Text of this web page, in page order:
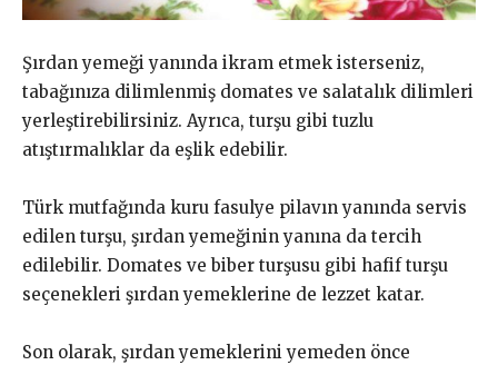
Şırdan yemeği yanında ikram etmek isterseniz,
tabağınıza dilimlenmiş domates ve salatalık dilimleri
yerleştirebilirsiniz. Ayrıca, turşu gibi tuzlu
atıştırmalıklar da eşlik edebilir.
Türk mutfağında kuru fasulye pilavın yanında servis
edilen turşu, şırdan yemeğinin yanına da tercih
edilebilir. Domates ve biber turşusu gibi hafif turşu
seçenekleri şırdan yemeklerine de lezzet katar.
Son olarak, şırdan yemeklerini yemeden önce